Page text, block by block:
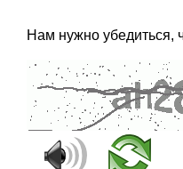
Нам нужно убедиться,